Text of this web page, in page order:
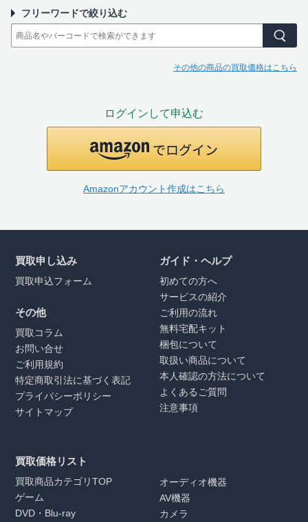
フリーワードで絞り込む
その他の商品の買取価格はこちら
ログインして申込む
Amazonアカウント作成はこちら
買取申し込み
買取申込フォーム
その他
買取コラム
お問い合せ
ご利用規約
特定商取引法に基づく表記
プライバシーポリシー
サイトマップ
ガイド・ヘルプ
初めての方へ
サービスの紹介
ご利用の流れ
無料宅配キット
梱包について
取扱い商品について
本人確認の方法について
よくあるご質問
注意事項
買取価格リスト
買取商品カテゴリTOP
ゲーム
DVD・Blu-ray
オーディオ機器
AV機器
カメラ